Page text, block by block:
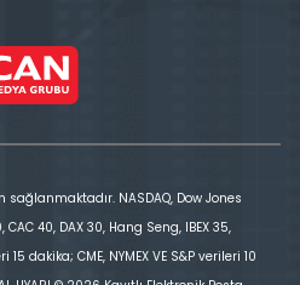
NASDAQ, Dow Jones
40, DAX 30, Hang Seng, IBEX 35,
dakika; CME, NYMEX VE S&P verileri 10